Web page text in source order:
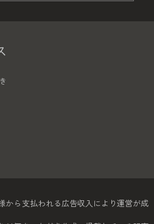
から支払われる広告収入により運営が成